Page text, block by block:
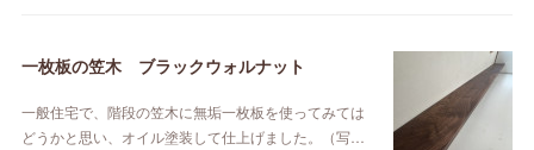
一枚板の笠木 ブラックウォルナット
一般住宅で、階段の笠木に無垢一枚板を使ってみては
どうかと思い、オイル塗装して仕上げました。（写…